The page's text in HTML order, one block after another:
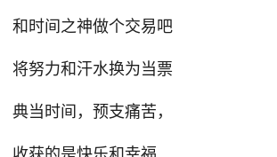
和时间之神做个交易吧
将努力和汗水换为当票
典当时间，预支痛苦，